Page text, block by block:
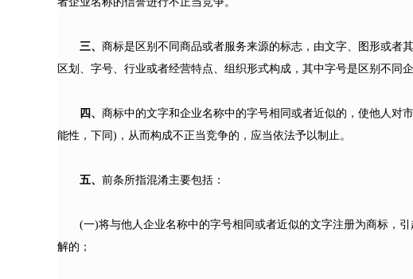
三、 商标是区别不同商品或者服务来源的标志，由文字、图形或者
区划、字号、行业或者经营特点、组织形式构成，其中字号是区别不同企
四、 商标中的文字和企业名称中的字号相同或者近似的，使他人对
能性，下同)，从而构成不正当竞争的，应当依法予以制止。
五、 前条所指混淆主要包括：
(一)将与他人企业名称中的字号相同或者近似的文字注册为商标，
解的；